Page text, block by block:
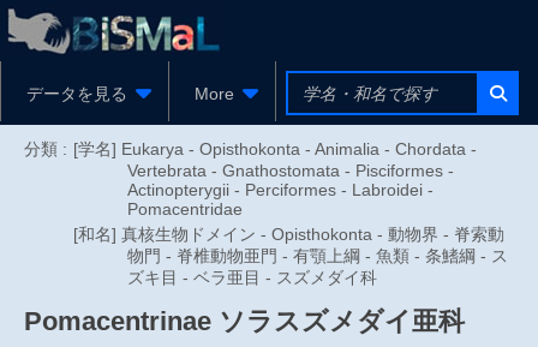
データを見る More
分類 : [学名] Eukarya - Opisthokonta - Animalia - Chordata -
Vertebrata - Gnathostomata - Pisciformes -
Actinopterygii - Perciformes - Labroidei -
Pomacentridae
[和名] 真核生物ドメイン - Opisthokonta - 動物界 - 脊索動
物門 - 脊椎動物亜門 - 有顎上綱 - 魚類 - 条鰭綱 - ス
ズキ目 - ベラ亜目 - スズメダイ科
Pomacentrinae ソラスズメダイ亜科